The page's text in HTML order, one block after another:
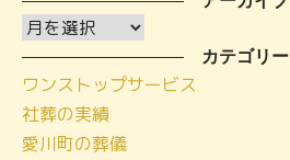
ア
ー
カ
イ
ブ
カテゴリー
ワンストップサービス
社葬の実績
愛川町の葬儀